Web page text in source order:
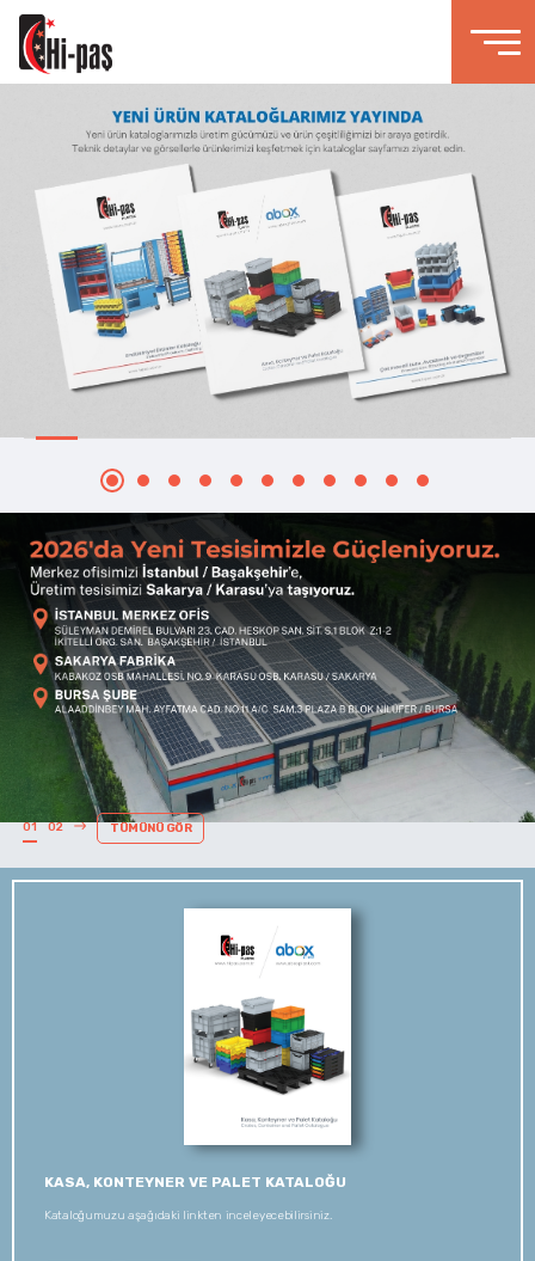
01 02 TÜMÜNÜ GÖR
KASA, KONTEYNER VE PALET KATALOĞU
Kataloğumuzu aşağıdaki linkten inceleyecebilirsiniz.